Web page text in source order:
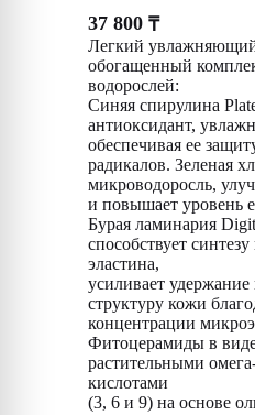
37 800 ₸
Легкий
обогащенный
водорослей:
Синяя спирулина
антиоксидант,
обеспечивая ее
радикалов. Зеленая
микроводоросль,
и повышает уровень
Бурая ламинария
способствует
эластина,
усиливает
структуру кожи
концентрации
Фитоцерамиды в
растительными
кислотами
(3, 6 и 9) на основе